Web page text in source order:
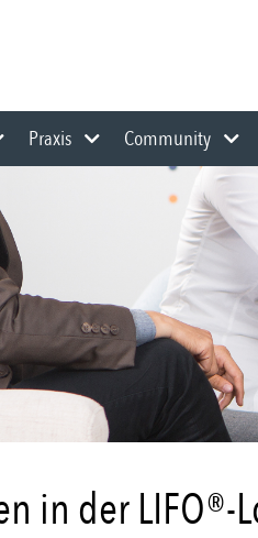
Praxis Community
in der LIFO®-